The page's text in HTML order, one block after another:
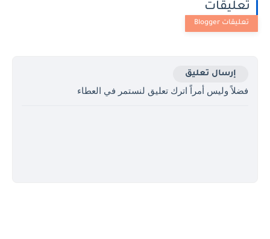
تعليقات
إرسال تعليق
فضلاً وليس أمراً اترك تعليق لنستمر في العطاء